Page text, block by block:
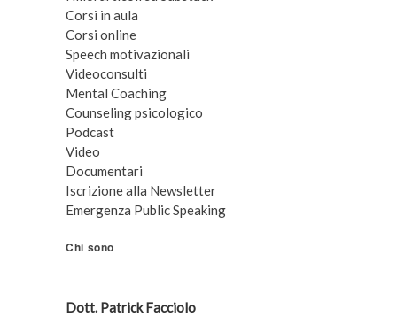
Corsi in aula
Corsi online
Speech motivazionali
Videoconsulti
Mental Coaching
Counseling psicologico
Podcast
Video
Documentari
Iscrizione alla Newsletter
Emergenza Public Speaking
Chi sono
Dott. Patrick Facciolo